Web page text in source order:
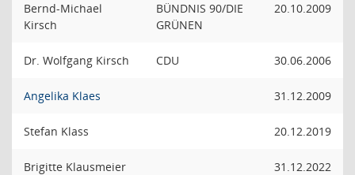
Bernd-Michael
Kirsch
BÜNDNIS 90/DIE
GRÜNEN
20.10.2009
Dr. Wolfgang Kirsch CDU 30.06.2006
Angelika Klaes 31.12.2009
Stefan Klass 20.12.2019
Brigitte Klausmeier 31.12.2022